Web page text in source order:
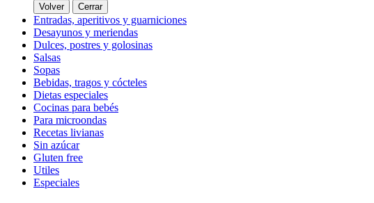
Volver Cerrar
Entradas, aperitivos y guarniciones
Desayunos y meriendas
Dulces, postres y golosinas
Salsas
Sopas
Bebidas, tragos y cócteles
Dietas especiales
Cocinas para bebés
Para microondas
Recetas livianas
Sin azúcar
Gluten free
Utiles
Especiales